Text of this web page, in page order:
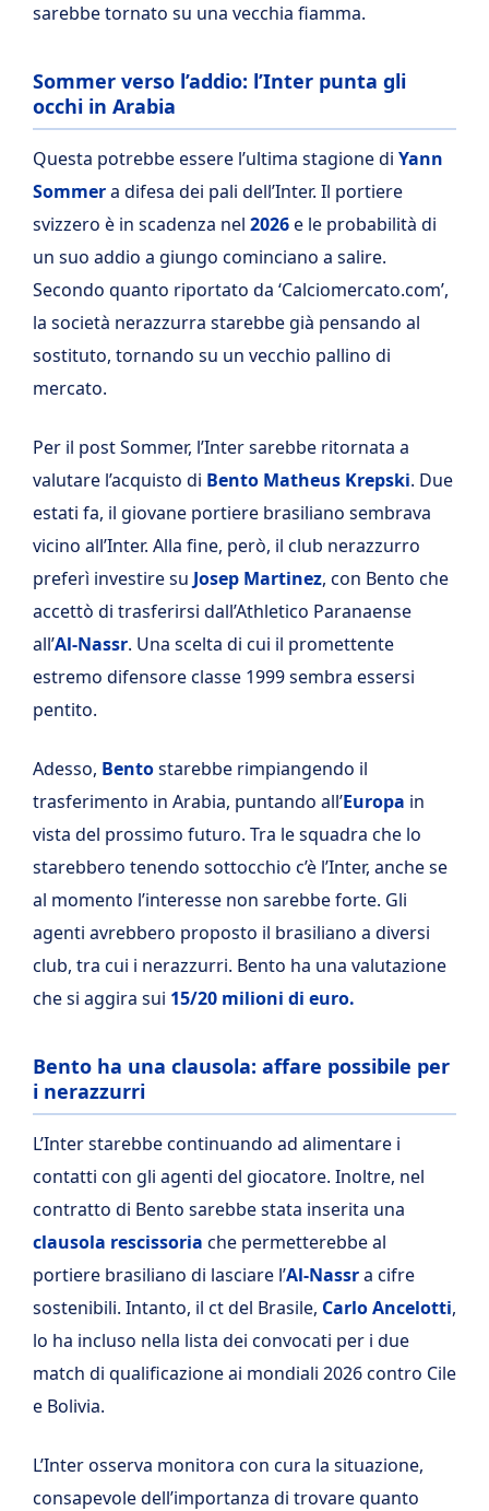
sarebbe tornato su una vecchia fiamma.
Sommer verso l’addio: l’Inter punta gli
occhi in Arabia
Questa potrebbe essere l’ultima stagione di Yann
Sommera difesa dei pali dell’Inter. Il portiere
svizzero è in scadenza nel 2026e le probabilità di
un suo addio a giungo cominciano a salire.
Secondo quanto riportato da ‘Calciomercato.com’,
la società nerazzurra starebbe già pensando al
sostituto, tornando su un vecchio pallino di
mercato.
Per il post Sommer, l’Inter sarebbe ritornata a
valutare l’acquisto di Bento Matheus Krepski. Due
estati fa, il giovane portiere brasiliano sembrava
vicino all’Inter. Alla fine, però, il club nerazzurro
preferì investire su Josep Martinez, con Bento che
accettò di trasferirsi dall’Athletico Paranaense
all’Al-Nassr. Una scelta di cui il promettente
estremo difensore classe 1999 sembra essersi
pentito.
Adesso, Bentostarebbe rimpiangendo il
trasferimento in Arabia, puntando all’Europa in
vista del prossimo futuro. Tra le squadra che lo
starebbero tenendo sottocchio c’è l’Inter, anche se
al momento l’interesse non sarebbe forte. Gli
agenti avrebbero proposto il brasiliano a diversi
club, tra cui i nerazzurri. Bento ha una valutazione
che si aggira sui 15/20 milioni di euro.
Bento ha una clausola: affare possibile per
i nerazzurri
L’Inter starebbe continuando ad alimentare i
contatti con gli agenti del giocatore. Inoltre, nel
contratto di Bento sarebbe stata inserita una
clausola rescissoria che permetterebbe al
portiere brasiliano di lasciare l’Al-Nassra cifre
sostenibili. Intanto, il ct del Brasile, Carlo Ancelotti,
lo ha incluso nella lista dei convocati per i due
match di qualificazione ai mondiali 2026 contro Cile
e Bolivia.
L’Inter osserva monitora con cura la situazione,
consapevole dell’importanza di trovare quanto